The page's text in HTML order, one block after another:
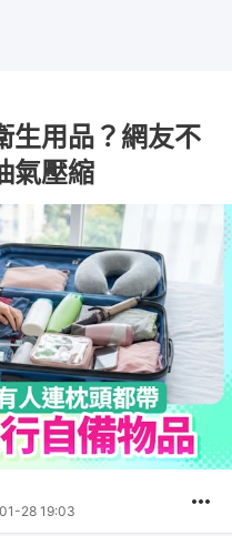
生用品？網友不
氣壓縮
28 19:03